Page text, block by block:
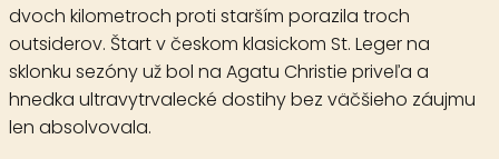
dvoch kilometroch proti starším porazila troch
outsiderov. Štart v českom klasickom St. Leger na
sklonku sezóny už bol na Agatu Christie priveľa a
hnedka ultravytrvalecké dostihy bez väčšieho záujmu
len absolvovala.